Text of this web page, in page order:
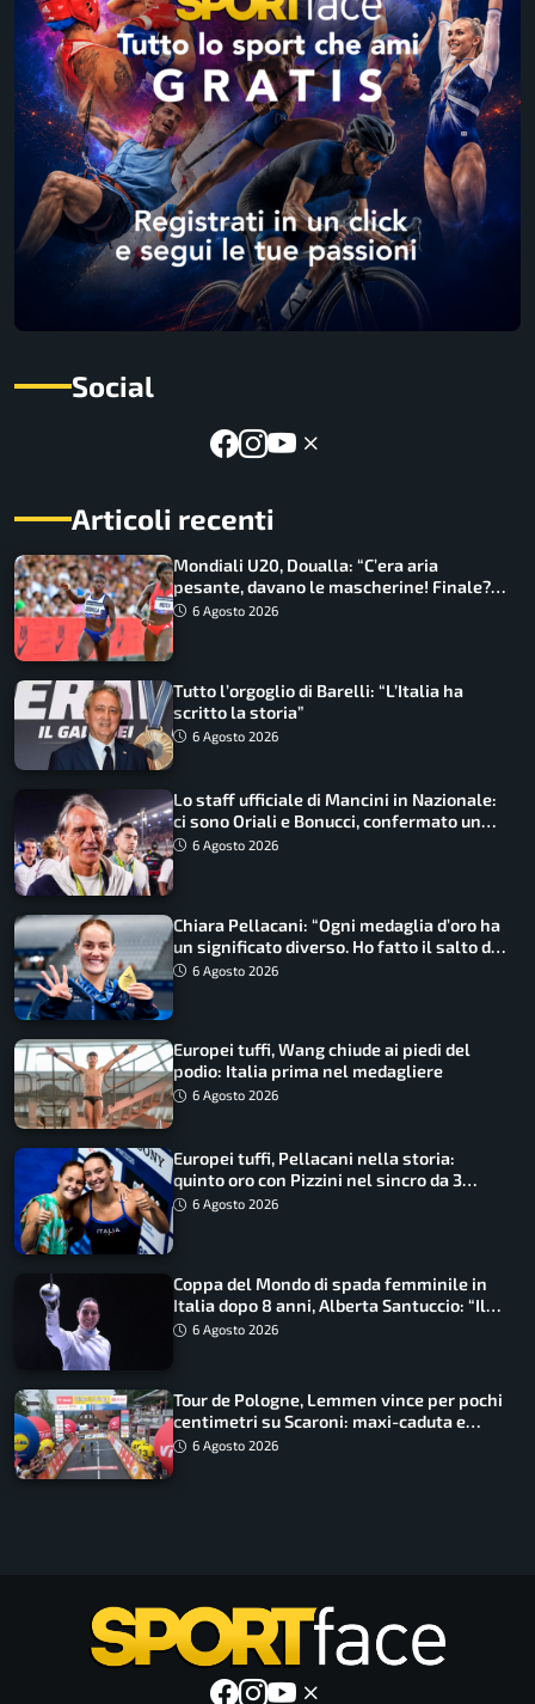
Social
Articoli recenti
Mondiali U20, Doualla: “C’era aria
pesante, davano le mascherine! Finale?
Non ho nulla da perdere”
6 Agosto 2026
Tutto l’orgoglio di Barelli: “L’Italia ha
scritto la storia”
6 Agosto 2026
Lo staff ufficiale di Mancini in Nazionale:
ci sono Oriali e Bonucci, confermato un
ritorno
6 Agosto 2026
Chiara Pellacani: “Ogni medaglia d’oro ha
un significato diverso. Ho fatto il salto di
qualità”
6 Agosto 2026
Europei tuffi, Wang chiude ai piedi del
podio: Italia prima nel medagliere
6 Agosto 2026
Europei tuffi, Pellacani nella storia:
quinto oro con Pizzini nel sincro da 3
metri
6 Agosto 2026
Coppa del Mondo di spada femminile in
Italia dopo 8 anni, Alberta Santuccio: “Il
lavoro dà sempre i suoi frutti”
6 Agosto 2026
Tour de Pologne, Lemmen vince per pochi
centimetri su Scaroni: maxi-caduta e
tappa accorciata
6 Agosto 2026